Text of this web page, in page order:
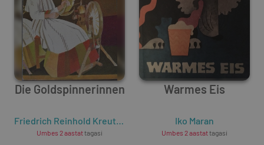
Die Goldspinnerinnen
Friedrich Reinhold Kreutzwald
Umbes 2 aastattagasi
Warmes Eis
Iko Maran
Umbes 2 aastattagasi